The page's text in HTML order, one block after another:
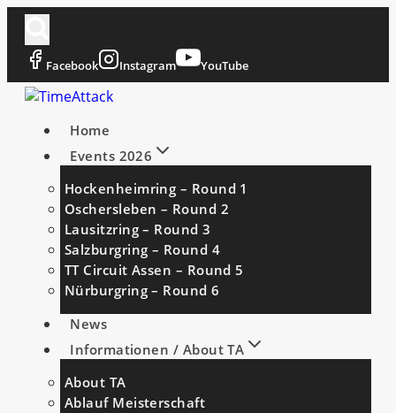
Zum
springen
Facebook Instagram YouTube
Home
Events 2026
Hockenheimring – Round 1
Oschersleben – Round 2
Lausitzring – Round 3
Salzburgring – Round 4
TT Circuit Assen – Round 5
Nürburgring – Round 6
News
Informationen / About TA
About TA
Ablauf Meisterschaft